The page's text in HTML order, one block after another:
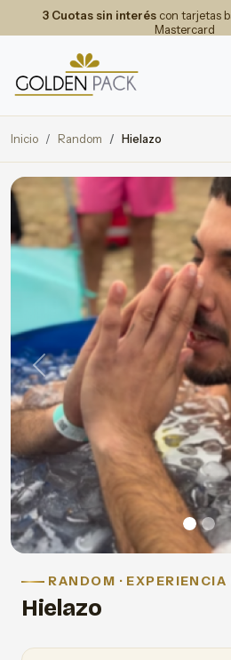
3 Cuotas sin interéscon tarjetas
Mastercard
Inicio Random Hielazo
Previous
RANDOM · EXPERIENCIA
Hielazo